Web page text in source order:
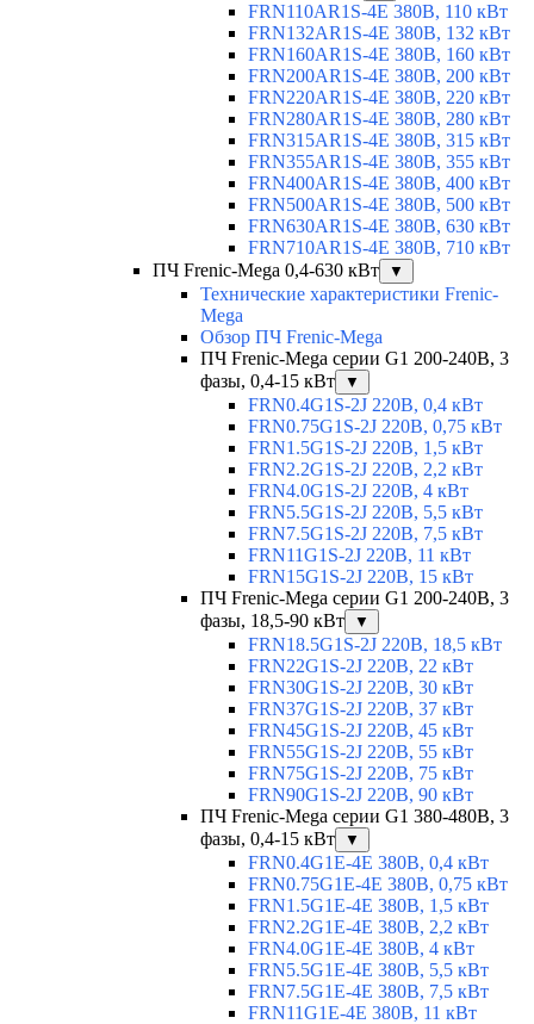
FRN110AR1S-4E 380В, 110 кВт
FRN132AR1S-4E 380В, 132 кВт
FRN160AR1S-4E 380В, 160 кВт
FRN200AR1S-4E 380В, 200 кВт
FRN220AR1S-4E 380В, 220 кВт
FRN280AR1S-4E 380В, 280 кВт
FRN315AR1S-4E 380В, 315 кВт
FRN355AR1S-4E 380В, 355 кВт
FRN400AR1S-4E 380В, 400 кВт
FRN500AR1S-4E 380В, 500 кВт
FRN630AR1S-4E 380В, 630 кВт
FRN710AR1S-4E 380В, 710 кВт
ПЧ Frenic-Mega 0,4-630 кВт
▼
Технические характеристики Frenic-
Mega
Обзор ПЧ Frenic-Mega
ПЧ Frenic-Mega серии G1 200-240В, 3
фазы, 0,4-15 кВт
▼
FRN0.4G1S-2J 220В, 0,4 кВт
FRN0.75G1S-2J 220В, 0,75 кВт
FRN1.5G1S-2J 220В, 1,5 кВт
FRN2.2G1S-2J 220В, 2,2 кВт
FRN4.0G1S-2J 220В, 4 кВт
FRN5.5G1S-2J 220В, 5,5 кВт
FRN7.5G1S-2J 220В, 7,5 кВт
FRN11G1S-2J 220В, 11 кВт
FRN15G1S-2J 220В, 15 кВт
ПЧ Frenic-Mega серии G1 200-240В, 3
фазы, 18,5-90 кВт
▼
FRN18.5G1S-2J 220В, 18,5 кВт
FRN22G1S-2J 220В, 22 кВт
FRN30G1S-2J 220В, 30 кВт
FRN37G1S-2J 220В, 37 кВт
FRN45G1S-2J 220В, 45 кВт
FRN55G1S-2J 220В, 55 кВт
FRN75G1S-2J 220В, 75 кВт
FRN90G1S-2J 220В, 90 кВт
ПЧ Frenic-Mega серии G1 380-480В, 3
фазы, 0,4-15 кВт
▼
FRN0.4G1E-4E 380В, 0,4 кВт
FRN0.75G1E-4E 380В, 0,75 кВт
FRN1.5G1E-4E 380В, 1,5 кВт
FRN2.2G1E-4E 380В, 2,2 кВт
FRN4.0G1E-4E 380В, 4 кВт
FRN5.5G1E-4E 380В, 5,5 кВт
FRN7.5G1E-4E 380В, 7,5 кВт
FRN11G1E-4E 380В, 11 кВт